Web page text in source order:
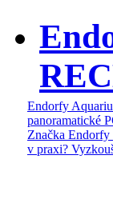
Endorfy
panoramatické
Značka
v praxi?